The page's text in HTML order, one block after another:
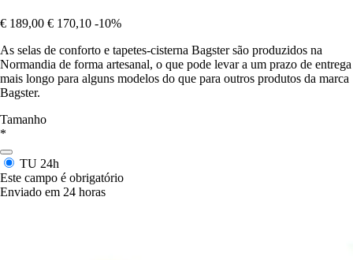
€ 189,00 € 170,10 -10%
As selas de conforto e tapetes-cisterna Bagster são produzidos na
Normandia de forma artesanal, o que pode levar a um prazo de entrega
mais longo para alguns modelos do que para outros produtos da marca
Bagster.
Tamanho
*
TU 24h
Este campo é obrigatório
Enviado em 24 horas